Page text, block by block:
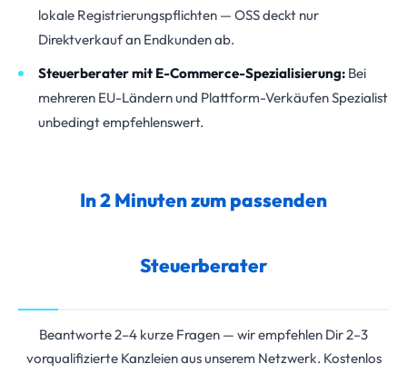
lokale Registrierungspflichten — OSS deckt nur
Direktverkauf an Endkunden ab.
Steuerberater mit E-Commerce-Spezialisierung: Bei
mehreren EU-Ländern und Plattform-Verkäufen Spezialist
unbedingt empfehlenswert.
In 2 Minuten zum passenden
Steuerberater
Beantworte 2–4 kurze Fragen — wir empfehlen Dir 2–3
vorqualifizierte Kanzleien aus unserem Netzwerk. Kostenlos